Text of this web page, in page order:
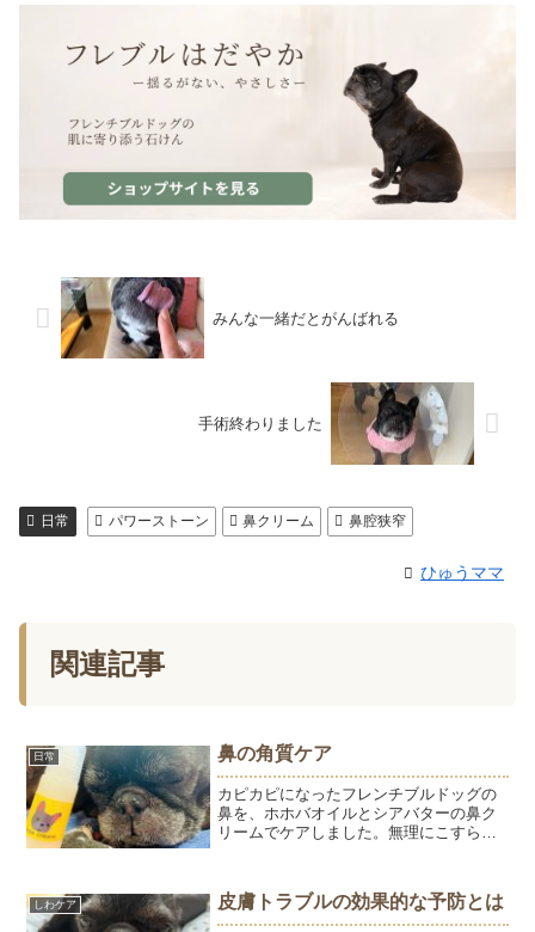
みんな一緒だとがんばれる
手術終わりました
日常 パワーストーン 鼻クリーム 鼻腔狭窄
ひゅうママ
関連記事
日常 鼻の角質ケア
カピカピになったフレンチブルドッグの
鼻を、ホホバオイルとシアバターの鼻ク
リームでケアしました。無理にこすらず
をご紹介します。
しわケア 皮膚トラブルの効果的な予防とは